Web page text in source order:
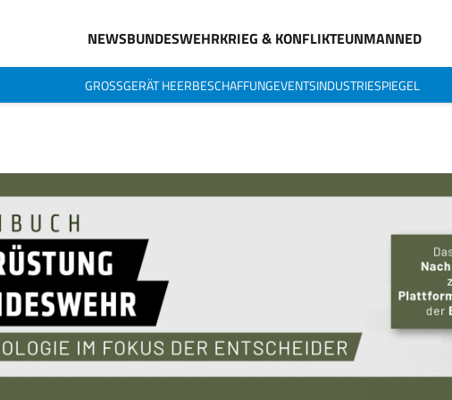
NEWSBUNDESWEHRKRIEG & KONFLIKTEUNMANNED
GROSSGERÄT HEERBESCHAFFUNGEVENTSINDUSTRIESPIEGEL